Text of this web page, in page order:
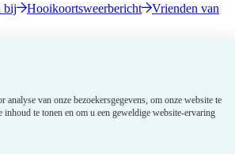
analyse van onze bezoekersgegevens, om onze website te
inhoud te tonen en om u een geweldige website-ervaring
bij Hooikoortsweerbericht
Vrienden van